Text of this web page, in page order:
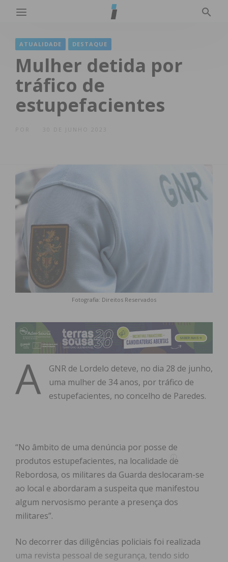
ATUALIDADE DESTAQUE
Mulher detida por
tráfico de
estupefacientes
Fotografia: Direitos Reservados
A
GNR de Lordelo deteve, no dia 28 de junho,
uma mulher de 34 anos, por tráfico de
estupefacientes, no concelho de Paredes.
“No âmbito de uma denúncia por posse de
produtos estupefacientes, na localidade de
Rebordosa, os militares da Guarda deslocaram-se
ao local e abordaram a suspeita que manifestou
algum nervosismo perante a presença dos
militares”.
No decorrer das diligências policiais foi realizada
uma revista pessoal de segurança, tendo sido